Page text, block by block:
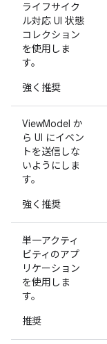
ライフサイク
ル対応 UI 状態
コレクション
を使用しま
す。
強く推奨
ViewModel か
ら UI にイベン
トを送信しな
いようにしま
す。
強く推奨
単一アクティ
ビティのアプ
リケーション
を使用しま
す。
推奨